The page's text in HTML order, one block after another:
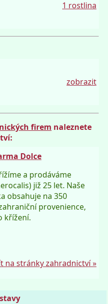
1 rostlina
zobrazit
firem naleznete
Dolce
a prodáváme
již 25 let. Naše
obsahuje na 350
provenience,
křížení.
na stránky zahradnictví »